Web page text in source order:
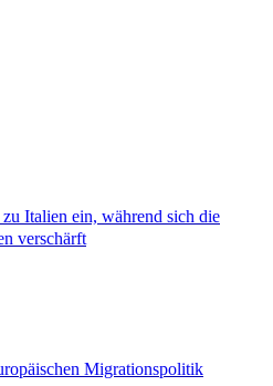
Italien ein, während sich die
verschärft
Migrationspolitik